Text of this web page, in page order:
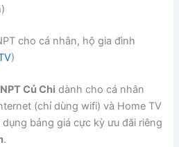
cho cá nhân, hộ gia đình
)
Củ Chi dành cho cá nhân
(chỉ dùng wifi) và Home TV
bảng giá cực kỳ ưu đãi riêng
.